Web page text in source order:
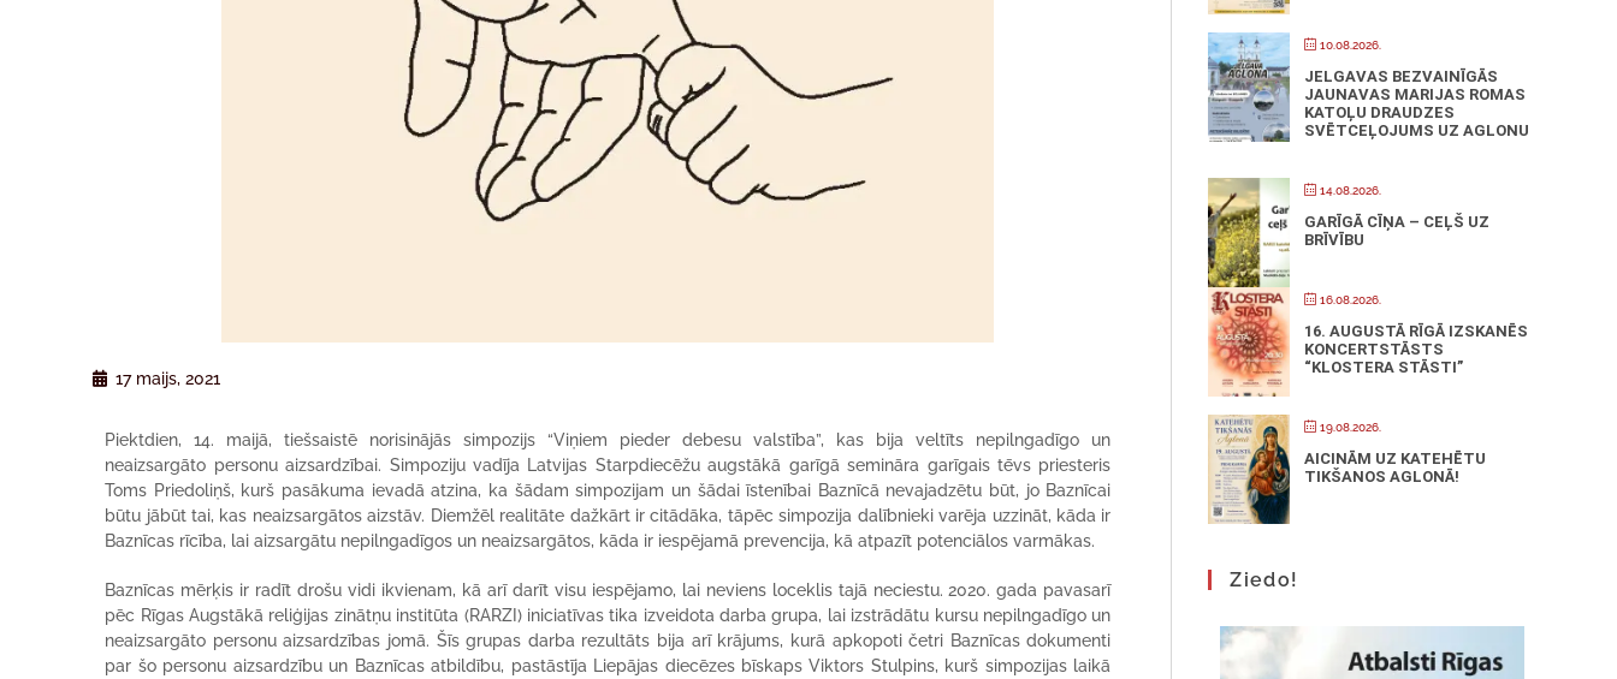
17 maijs, 2021
Piektdien, 14. maijā, tiešsaistē norisinājās simpozijs “Viņiem pieder debesu valstība”, kas bija veltīts nepilngadīgo un
neaizsargāto personu aizsardzībai. Simpoziju vadīja Latvijas Starpdiecēžu augstākā garīgā semināra garīgais tēvs priesteris
Toms Priedoliņš, kurš pasākuma ievadā atzina, ka šādam simpozijam un šādai īstenībai Baznīcā nevajadzētu būt, jo Baznīcai
būtu jābūt tai, kas neaizsargātos aizstāv. Diemžēl realitāte dažkārt ir citādāka, tāpēc simpozija dalībnieki varēja uzzināt, kāda ir
Baznīcas rīcība, lai aizsargātu nepilngadīgos un neaizsargātos, kāda ir iespējamā prevencija, kā atpazīt potenciālos varmākas.
Baznīcas mērķis ir radīt drošu vidi ikvienam, kā arī darīt visu iespējamo, lai neviens loceklis tajā neciestu. 2020. gada pavasarī
pēc Rīgas Augstākā reliģijas zinātņu institūta (RARZI) iniciatīvas tika izveidota darba grupa, lai izstrādātu kursu nepilngadīgo un
neaizsargāto personu aizsardzības jomā. Šīs grupas darba rezultāts bija arī krājums, kurā apkopoti četri Baznīcas dokumenti
par šo personu aizsardzību un Baznīcas atbildību, pastāstīja Liepājas diecēzes bīskaps Viktors Stulpins, kurš simpozijas laikā
10.08.2026.
JELGAVAS BEZVAINĪGĀS
JAUNAVAS MARIJAS ROMAS
KATOĻU DRAUDZES
SVĒTCEĻOJUMS UZ AGLONU
14.08.2026.
GARĪGĀ CĪŅA – CEĻŠ UZ
BRĪVĪBU
16.08.2026.
16. AUGUSTĀ RĪGĀ IZSKANĒS
KONCERTSTĀSTS
“KLOSTERA STĀSTI”
19.08.2026.
AICINĀM UZ KATEHĒTU
TIKŠANOS AGLONĀ!
Ziedo!